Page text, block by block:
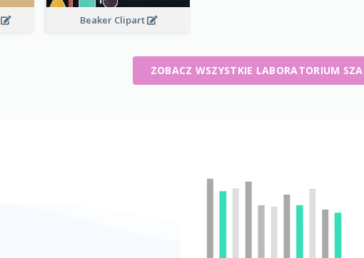
Beaker Clipart
ZOBACZ WSZYSTKIE LABORATORIUM